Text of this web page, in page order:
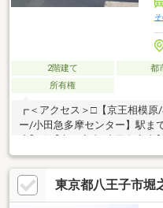
2階建て 都
所有権
┏＜アクセス＞□【京王相模原
ー/小田急多摩センター】駅ま
レール】線【多摩センター】
な立地です。┏＜室内の特徴
保┏＜設備等＞□床暖房（LD部
┏＜ライフインフォメーショ
東京都八王子市堀